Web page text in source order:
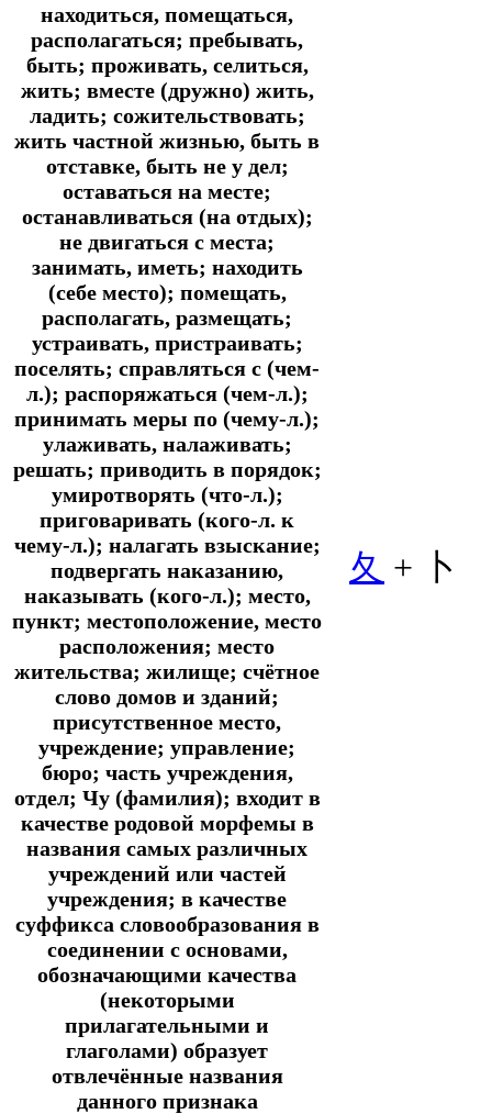
находиться, помещаться,
располагаться; пребывать,
быть; проживать, селиться,
жить; вместе (дружно) жить,
ладить; сожительствовать;
жить частной жизнью, быть в
отставке, быть не у дел;
оставаться на месте;
останавливаться (на отдых);
не двигаться с места;
занимать, иметь; находить
(себе место); помещать,
располагать, размещать;
устраивать, пристраивать;
поселять; справляться с (чем-
л.); распоряжаться (чем-л.);
принимать меры по (чему-л.);
улаживать, налаживать;
решать; приводить в порядок;
умиротворять (что-л.);
приговаривать (кого-л. к
чему-л.); налагать взыскание;
подвергать наказанию,
наказывать (кого-л.); место,
пункт; местоположение, место
расположения; место
жительства; жилище; счётное
слово домов и зданий;
присутственное место,
учреждение; управление;
бюро; часть учреждения,
отдел; Чу (фамилия); входит в
качестве родовой морфемы в
названия самых различных
учреждений или частей
учреждения; в качестве
суффикса словообразования в
соединении с основами,
обозначающими качества
(некоторыми
прилагательными и
глаголами) образует
отвлечённые названия
данного признака
夂 + 卜